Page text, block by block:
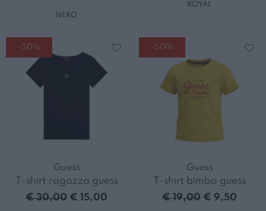
NERO
ROYAL
-50%
Guess
T-shirt ragazza guess
€ 30,00 € 15,00
-50%
Guess
T-shirt bimbo guess
€ 19,00 € 9,50